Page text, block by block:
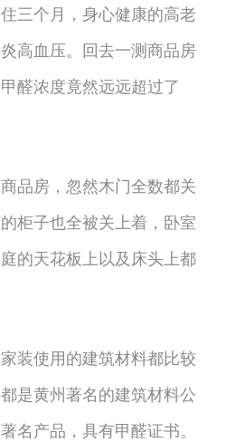
三个月，身心健康的高老
高血压。回去一测商品房
醛浓度竟然远远超过了
品房，忽然木门全数都关
柜子也全被关上着，卧室
的天花板上以及床头上都
装使用的建筑材料都比较
是黄州著名的建筑材料公
名产品，具有甲醛证书。